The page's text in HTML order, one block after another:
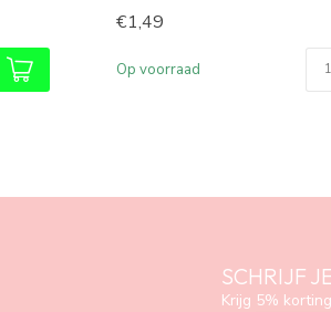
€1,49
Op voorraad
SCHRIJF
Krijg 5%